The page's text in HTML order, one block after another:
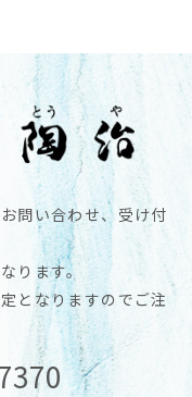
問い合わせ、受け付
ります。
となりますのでご注